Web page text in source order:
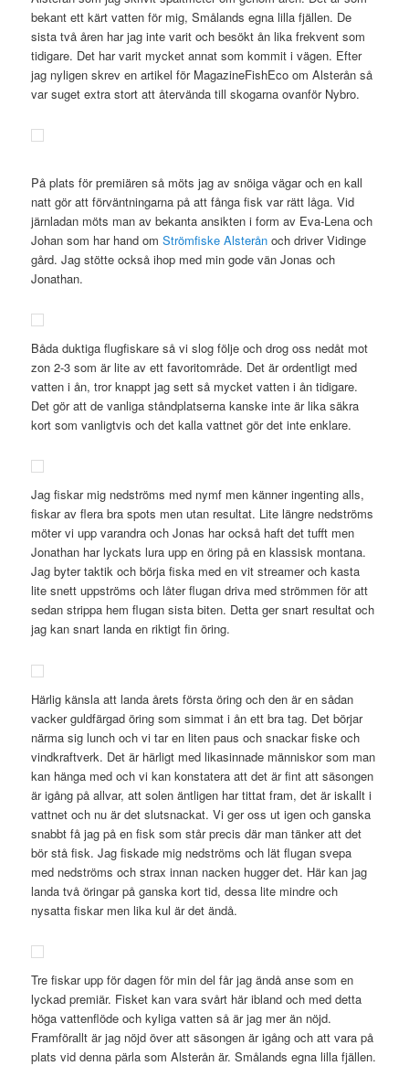
bekant ett kärt vatten för mig, Smålands egna lilla fjällen. De
sista två åren har jag inte varit och besökt ån lika frekvent som
tidigare. Det har varit mycket annat som kommit i vägen. Efter
jag nyligen skrev en artikel för MagazineFishEco om Alsterån så
var suget extra stort att återvända till skogarna ovanför Nybro.
På plats för premiären så möts jag av snöiga vägar och en kall
natt gör att förväntningarna på att fånga fisk var rätt låga. Vid
järnladan möts man av bekanta ansikten i form av Eva-Lena och
Johan som har hand omStrömfiske Alsterån och driver Vidinge
gård. Jag stötte också ihop med min gode vän Jonas och
Jonathan.
Båda duktiga flugfiskare så vi slog följe och drog oss nedåt mot
zon 2-3 som är lite av ett favoritområde. Det är ordentligt med
vatten i ån, tror knappt jag sett så mycket vatten i ån tidigare.
Det gör att de vanliga ståndplatserna kanske inte är lika säkra
kort som vanligtvis och det kalla vattnet gör det inte enklare.
Jag fiskar mig nedströms med nymf men känner ingenting alls,
fiskar av flera bra spots men utan resultat. Lite längre nedströms
möter vi upp varandra och Jonas har också haft det tufft men
Jonathan har lyckats lura upp en öring på en klassisk montana.
Jag byter taktik och börja fiska med en vit streamer och kasta
lite snett uppströms och låter flugan driva med strömmen för att
sedan strippa hem flugan sista biten. Detta ger snart resultat och
jag kan snart landa en riktigt fin öring.
Härlig känsla att landa årets första öring och den är en sådan
vacker guldfärgad öring som simmat i ån ett bra tag. Det börjar
närma sig lunch och vi tar en liten paus och snackar fiske och
vindkraftverk. Det är härligt med likasinnade människor som man
kan hänga med och vi kan konstatera att det är fint att säsongen
är igång på allvar, att solen äntligen har tittat fram, det är iskallt i
vattnet och nu är det slutsnackat. Vi ger oss ut igen och ganska
snabbt få jag på en fisk som står precis där man tänker att det
bör stå fisk. Jag fiskade mig nedströms och lät flugan svepa
med nedströms och strax innan nacken hugger det. Här kan jag
landa två öringar på ganska kort tid, dessa lite mindre och
nysatta fiskar men lika kul är det ändå.
Tre fiskar upp för dagen för min del får jag ändå anse som en
lyckad premiär. Fisket kan vara svårt här ibland och med detta
höga vattenflöde och kyliga vatten så är jag mer än nöjd.
Framförallt är jag nöjd över att säsongen är igång och att vara på
plats vid denna pärla som Alsterån är. Smålands egna lilla fjällen.